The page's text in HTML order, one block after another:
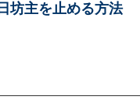
坊主を止める方法